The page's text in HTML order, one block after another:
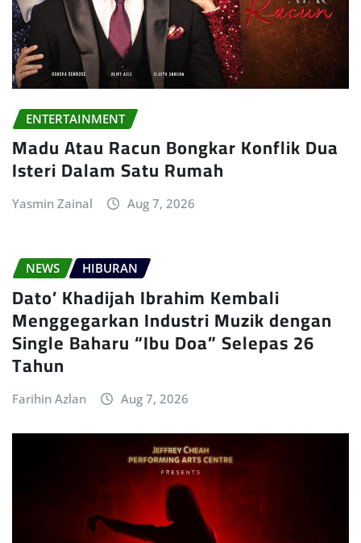
ENTERTAINMENT
Madu Atau Racun Bongkar Konflik Dua
Isteri Dalam Satu Rumah
Yasmin Zainal Aug 7, 2026
NEWS HIBURAN
Dato’ Khadijah Ibrahim Kembali
Menggegarkan Industri Muzik dengan
Single Baharu “Ibu Doa” Selepas 26
Tahun
Farihin Azlan Aug 7, 2026